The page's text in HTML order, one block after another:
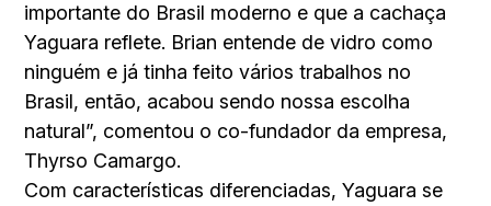
importante do Brasil moderno e que a cachaça
Yaguara reflete. Brian entende de vidro como
ninguém e já tinha feito vários trabalhos no
Brasil, então, acabou sendo nossa escolha
natural”, comentou o co-fundador da empresa,
Thyrso Camargo.
Com características diferenciadas, Yaguara se